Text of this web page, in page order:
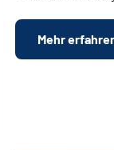
Mehr